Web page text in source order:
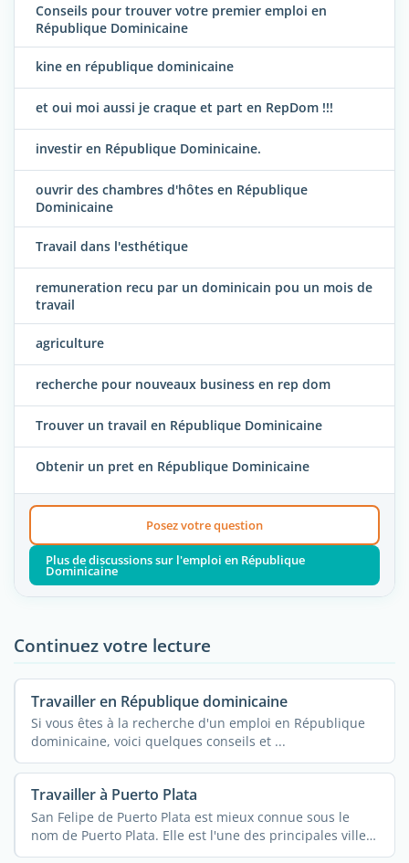
Conseils pour trouver votre premier emploi en
République Dominicaine
kine en république dominicaine
et oui moi aussi je craque et part en RepDom !!!
investir en République Dominicaine.
ouvrir des chambres d'hôtes en République
Dominicaine
Travail dans l'esthétique
remuneration recu par un dominicain pou un mois de
travail
agriculture
recherche pour nouveaux business en rep dom
Trouver un travail en République Dominicaine
Obtenir un pret en République Dominicaine
Posez votre question
Plus de discussions sur l'emploi en République
Dominicaine
Continuez votre lecture
Travailler en République dominicaine
Si vous êtes à la recherche d'un emploi en République
dominicaine, voici quelques conseils et ...
Travailler à Puerto Plata
San Felipe de Puerto Plata est mieux connue sous le
nom de Puerto Plata. Elle est l'une des principales villes
de ...